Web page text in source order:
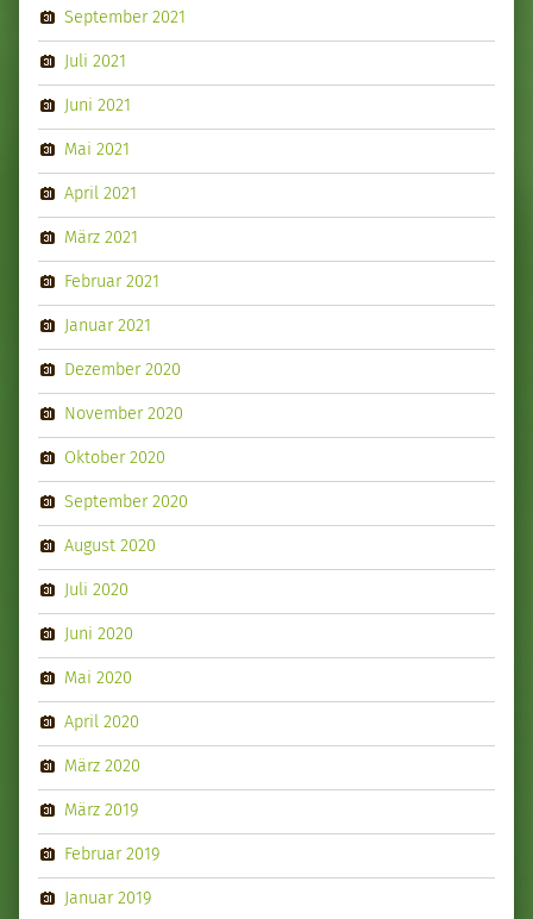
September 2021
Juli 2021
Juni 2021
Mai 2021
April 2021
März 2021
Februar 2021
Januar 2021
Dezember 2020
November 2020
Oktober 2020
September 2020
August 2020
Juli 2020
Juni 2020
Mai 2020
April 2020
März 2020
März 2019
Februar 2019
Januar 2019